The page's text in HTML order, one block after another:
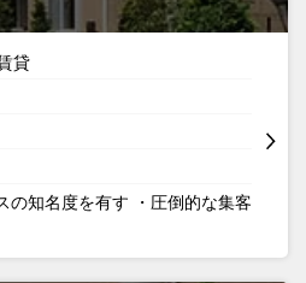
貸
の知名度を有す ・圧倒的な集客